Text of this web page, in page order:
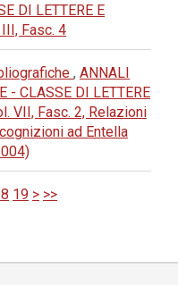
DI LETTERE E
Fasc. 4
, ANNALI
- CLASSE DI LETTERE
VII, Fasc. 2, Relazioni
ad Entella
19 > >>